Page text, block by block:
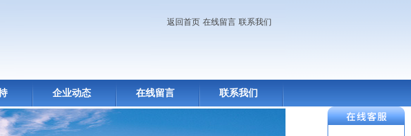
返回首页 在线留言 联系我们
企业动态 在线留言 联系我们